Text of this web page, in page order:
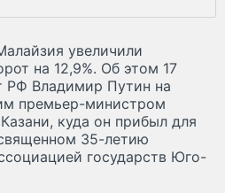
увеличили
на 12,9%. Об этом 17
РФ Владимир Путин на
премьер-министром
куда он прибыл для
35-летию
государств Юго-